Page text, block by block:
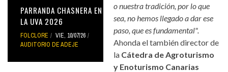
PARRANDA CHASNERA EN
LA UVA 2026
FOLCLORE
VIE, 10/07/26
AUDITORIO DE ADEJE
o nuestra tradición, por lo que
sea, no hemos llegado a dar ese
paso, que es fundamental".
Ahonda el también director de
la Cátedra de Agroturismo
y Enoturismo Canarias